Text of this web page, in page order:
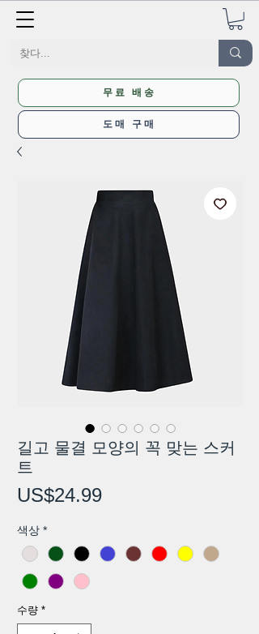
무료 배송
도매 구매
길고 물결 모양의 꼭 맞는 스커
트
US$24.99가
색상 *
수량 *